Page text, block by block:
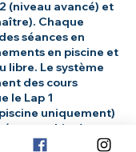
(niveau avancé) et
Chaque
séances en
en piscine et
libre. Le système
des cours
le Lap 1
uniquement)
et coaching).